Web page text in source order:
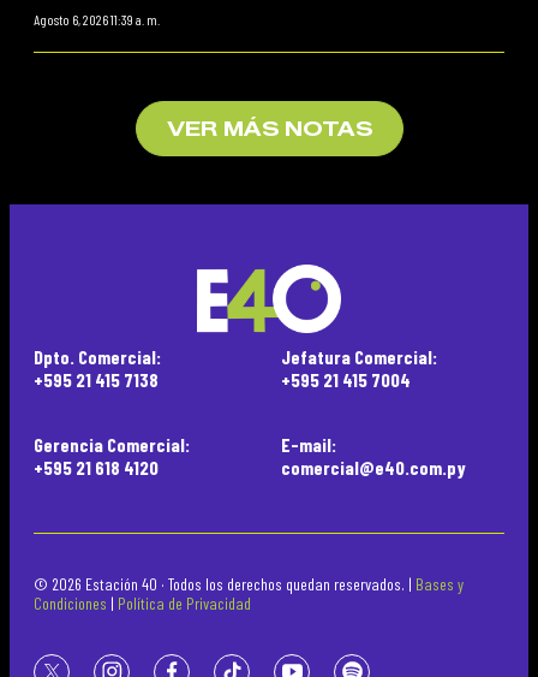
Agosto 6, 2026 11:39 a. m.
VER MÁS NOTAS
Dpto. Comercial:
+595 21 415 7138
Jefatura Comercial:
+595 21 415 7004
Gerencia Comercial:
+595 21 618 4120
E-mail:
comercial@e40.com.py
© 2026 Estación 40 · Todos los derechos quedan reservados. | Bases y
Condiciones | Política de Privacidad